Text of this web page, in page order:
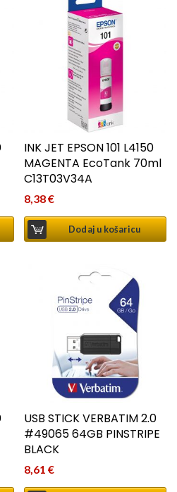
INK JET EPSON 101 L4150
MAGENTA EcoTank 70ml
C13T03V34A
8,38€
Dodaj u košaricu
USB STICK VERBATIM 2.0
#49065 64GB PINSTRIPE
BLACK
8,61€